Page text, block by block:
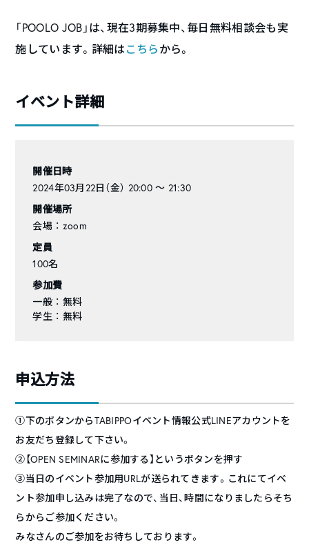
「POOLO JOB」は、現在3期募集中、毎日無料相談会も実
施しています。詳細は こちら から。
イベント詳細
開催日時
2024年03月22日（金） 20:00 〜 21:30
開催場所
会場 ： zoom
定員
100名
参加費
一般 ： 無料
学生 ： 無料
申込方法
①下のボタンからTABIPPOイベント情報公式LINEアカウントを
お友だち登録して下さい。
②【OPEN SEMINARに参加する】というボタンを押す
③当日のイベント参加用URLが送られてきます。これにてイベ
ント参加申し込みは完了なので、当日、時間になりましたらそち
らからご参加ください。
みなさんのご参加をお待ちしております。